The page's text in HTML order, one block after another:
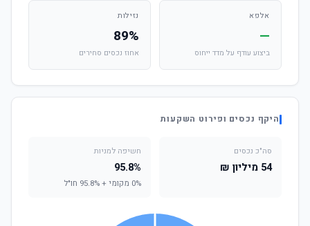
אלפא
—
ביצוע עודף על מדד ייחוס
נזילות
89%
אחוז נכסים סחירים
היקף נכסים ופירוט השקעות
סה"כ נכסים
54 מיליון ₪
חשיפה למניות
95.8%
0% מקומי + 95.8% חו"ל